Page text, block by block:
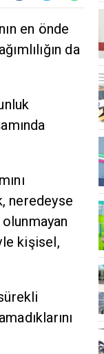
en önde
da
neredeyse
kişisel,